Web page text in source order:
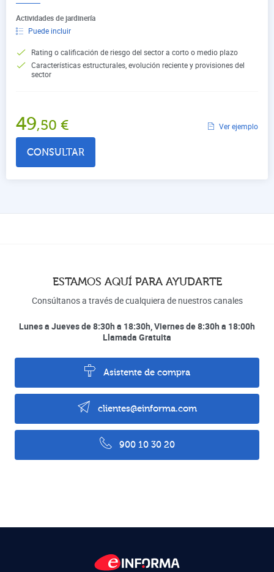
Actividades de jardinería
Puede incluir
Rating o calificación de riesgo del sector a corto o medio plazo
Características estructurales, evolución reciente y provisiones del
sector
49,50 € Ver ejemplo
CONSULTAR
ESTAMOS AQUÍ PARA AYUDARTE
Consúltanos a través de cualquiera de nuestros canales
Lunes a Jueves de 8:30h a 18:30h, Viernes de 8:30h a 18:00h
Llamada Gratuita
Asistente de compra
clientes@einforma.com
900 10 30 20